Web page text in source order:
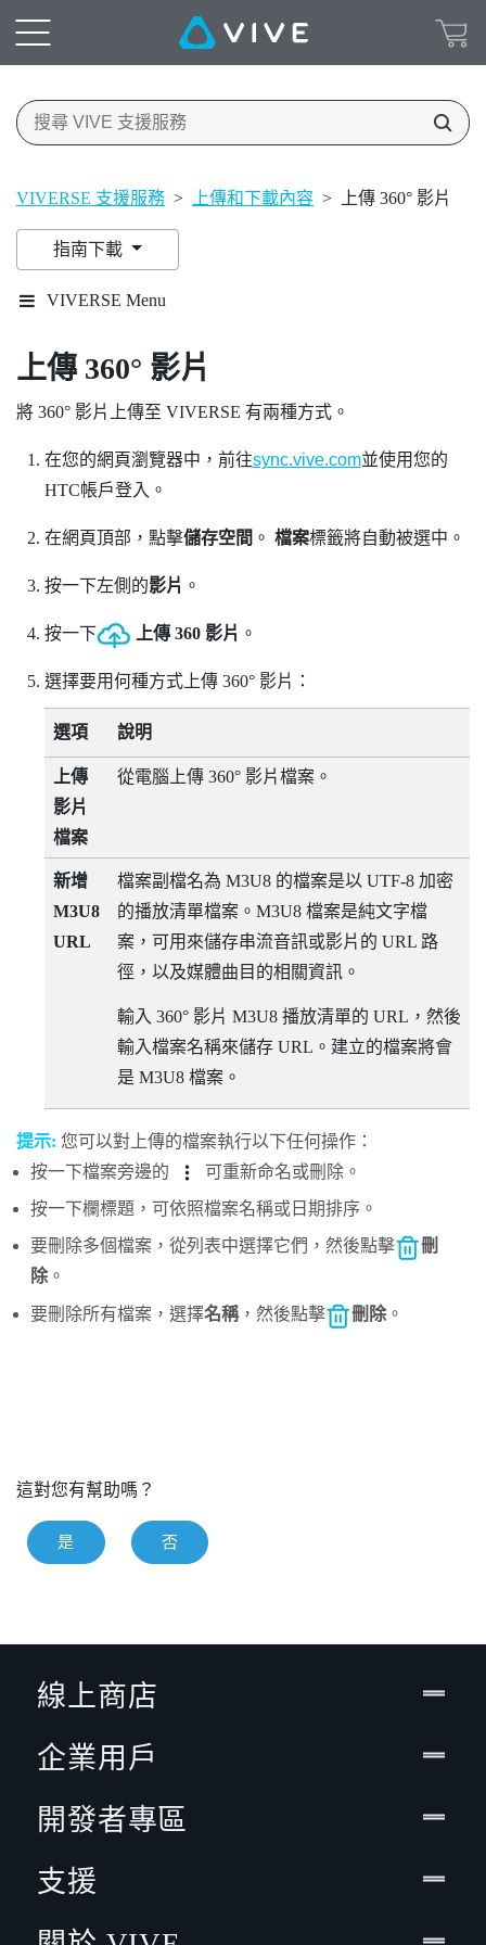
VIVERSE 支援服務 > 上傳和下載內容 > 上傳 360° 影片
指南下載
VIVERSE Menu
上傳 360° 影片
將 360° 影片上傳至 VIVERSE 有兩種方式。
在您的網頁瀏覽器中，前往sync.vive.com並使用您的
HTC帳戶登入。
在網頁頂部，點擊儲存空間 。 檔案標籤將自動被選中。
按一下左側的影片 。
按一下 上傳 360 影片 。
選擇要用何種方式上傳 360° 影片：
選項 說明
上傳
影片
檔案
從電腦上傳 360° 影片檔案。
新增
M3U8
URL
檔案副檔名為 M3U8 的檔案是以 UTF-8 加密
的播放清單檔案。M3U8 檔案是純文字檔
案，可用來儲存串流音訊或影片的 URL 路
徑，以及媒體曲目的相關資訊。
輸入 360° 影片 M3U8 播放清單的 URL，然後
輸入檔案名稱來儲存 URL。建立的檔案將會
是 M3U8 檔案。
提示: 您可以對上傳的檔案執行以下任何操作：
按一下檔案旁邊的
可重新命名或刪除。
按一下欄標題，可依照檔案名稱或日期排序。
要刪除多個檔案，從列表中選擇它們，然後點擊
刪
除。
要刪除所有檔案，選擇名稱，然後點擊 刪除。
這對您有幫助嗎？
是 否
線上商店
企業用戶
開發者專區
支援